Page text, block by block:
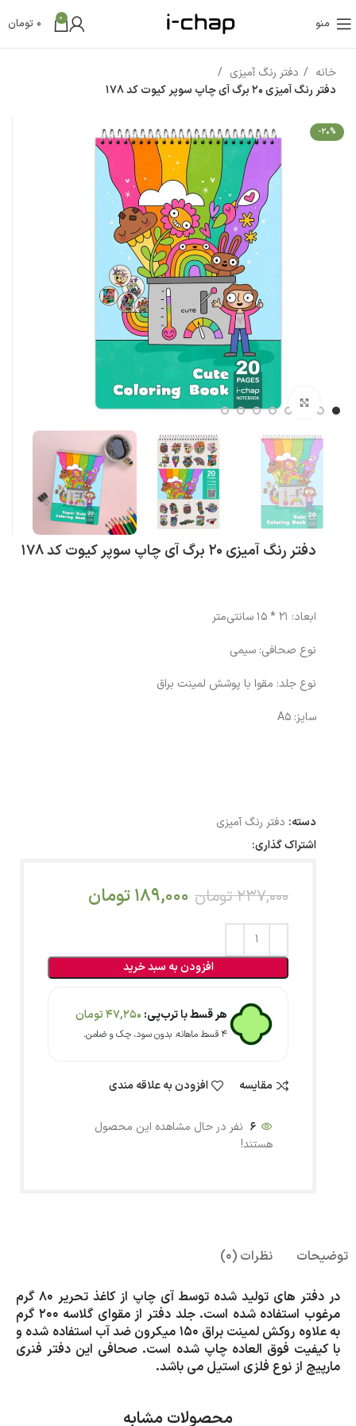
منو 0
0 تومان
خانه
دفتر رنگ آمیزی
دفتر رنگ آمیزی ۲۰ برگ آی چاپ سوپر کیوت کد 178
-20%
بزرگنمایی تصویر
دفتر رنگ آمیزی ۲۰ برگ آی چاپ سوپر کیوت کد 178
ابعاد: 21 * 15 سانتی‌متر
نوع صحافی: سیمی
نوع جلد: مقوا با پوشش لمینت براق
سایز: A5
دسته: دفتر رنگ آمیزی
اشتراک گذاری:
237,000 تومان 189,000تومان
افزودن به سبد خرید
هر قسط با ترب‌پی: 47,250تومان
۴ قسط ماهانه. بدون سود، چک و ضامن.
مقایسه افزودن به علاقه مندی
6 نفر در حال مشاهده این محصول
هستند!
توضیحات نظرات (0)
در دفتر های تولید شده توسط آی چاپ از کاغذ تحریر 80 گرم
مرغوب استفاده شده است. جلد دفتر از مقوای گلاسه 200 گرم
به علاوه روکش لمینت براق 150 میکرون ضد آب استفاده شده و
با کیفیت فوق العاده چاپ شده است. صحافی این دفتر فنری
مارپیچ از نوع فلزی استیل می باشد.
محصولات مشابه